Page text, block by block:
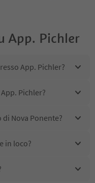
App. Pichler
App. Pichler?
Pichler?
Nova Ponente?
in loco?